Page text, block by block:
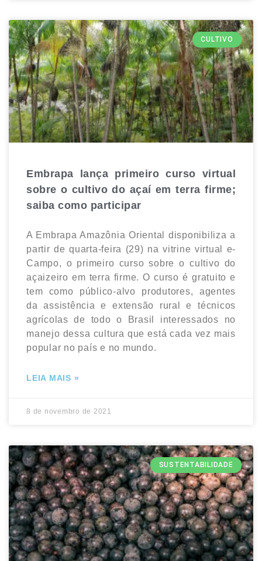
CULTIVO
Embrapa lança primeiro curso virtual
sobre o cultivo do açaí em terra firme;
saiba como participar
A Embrapa Amazônia Oriental disponibiliza a
partir de quarta-feira (29) na vitrine virtual e-
Campo, o primeiro curso sobre o cultivo do
açaizeiro em terra firme. O curso é gratuito e
tem como público-alvo produtores, agentes
da assistência e extensão rural e técnicos
agrícolas de todo o Brasil interessados no
manejo dessa cultura que está cada vez mais
popular no país e no mundo.
LEIA MAIS »
8 de novembro de 2021
SUSTENTABILIDADE